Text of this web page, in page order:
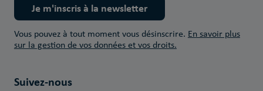
Je m'inscris à la newsletter
Vous pouvez à tout moment vous désinscrire. En savoir plus
sur la gestion de vos données et vos droits.
Suivez-nous